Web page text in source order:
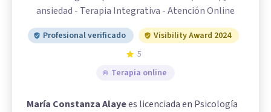
ansiedad - Terapia Integrativa - Atención Online
Profesional verificado
Visibility Award 2024
5
Terapia online
María Constanza Alayees licenciada en Psicología